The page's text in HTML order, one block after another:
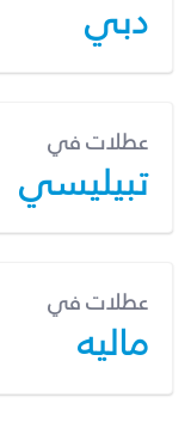
دبي
عطلات في
تبيليسي
عطلات في
ماليه